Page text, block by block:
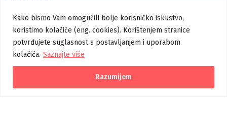
Kako bismo Vam omogućili bolje korisničko iskustvo,
koristimo kolačiće (eng. cookies). Korištenjem stranice
potvrđujete suglasnost s postavljanjem i uporabom
kolačića. Saznajte više
Razumijem
Uvjeti korištenja i politika privatnosti
Izjava o pristupačnosti
Korisničke upute